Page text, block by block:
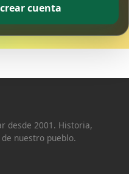
cuenta
desde 2001. Historia,
nuestro pueblo.